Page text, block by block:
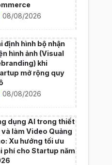
08/08/2026
định hình bộ nhận
hình ảnh (Visual
khi
mở rộng quy
08/08/2026
dụng AI trong thiết
và làm Video Quảng
Xu hướng tối ưu
phí cho Startup năm